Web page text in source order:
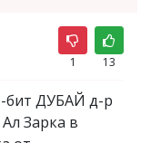
1 13
бит ДУБАЙ д-р
Зарка в